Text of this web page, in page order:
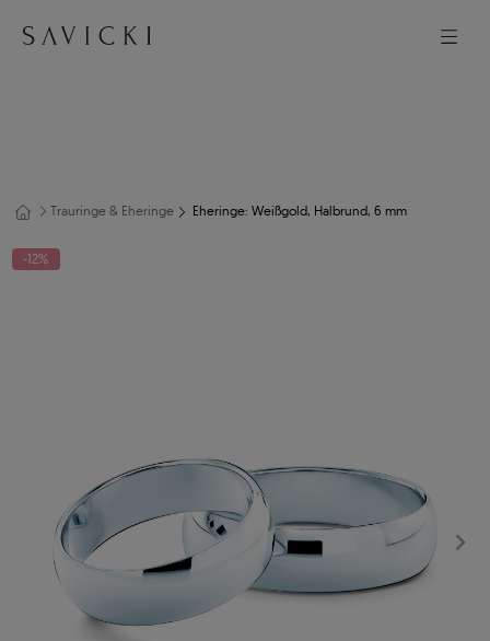
Trauringe & Eheringe Eheringe: Weißgold, Halbrund, 6 mm
-12%